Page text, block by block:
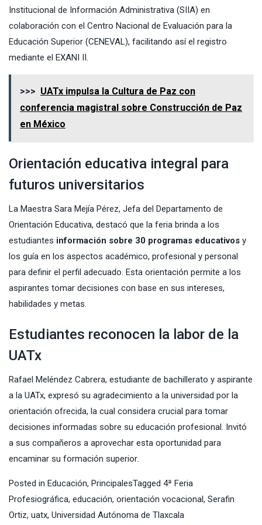
Institucional de Información Administrativa (SIIA) en
colaboración con el Centro Nacional de Evaluación para la
Educación Superior (CENEVAL), facilitando así el registro
mediante el EXANI II.
>>> UATx impulsa la Cultura de Paz con
conferencia magistral sobre Construcción de Paz
en México
Orientación educativa integral para
futuros universitarios
La Maestra Sara Mejía Pérez, Jefa del Departamento de
Orientación Educativa, destacó que la feria brinda a los
estudiantes información sobre 30 programas educativos y
los guía en los aspectos académico, profesional y personal
para definir el perfil adecuado. Esta orientación permite a los
aspirantes tomar decisiones con base en sus intereses,
habilidades y metas.
Estudiantes reconocen la labor de la
UATx
Rafael Meléndez Cabrera, estudiante de bachillerato y aspirante
a la UATx, expresó su agradecimiento a la universidad por la
orientación ofrecida, la cual considera crucial para tomar
decisiones informadas sobre su educación profesional. Invitó
a sus compañeros a aprovechar esta oportunidad para
encaminar su formación superior.
Posted in Educación, PrincipalesTagged 4ª Feria
Profesiográfica, educación, orientación vocacional, Serafin
Ortiz, uatx, Universidad Autónoma de Tlaxcala